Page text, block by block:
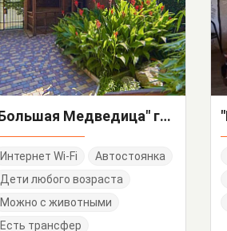
"Большая Медведица" гостевой дом
Интернет Wi-Fi
Автостоянка
Дети любого возраста
Можно с животными
Есть трансфер